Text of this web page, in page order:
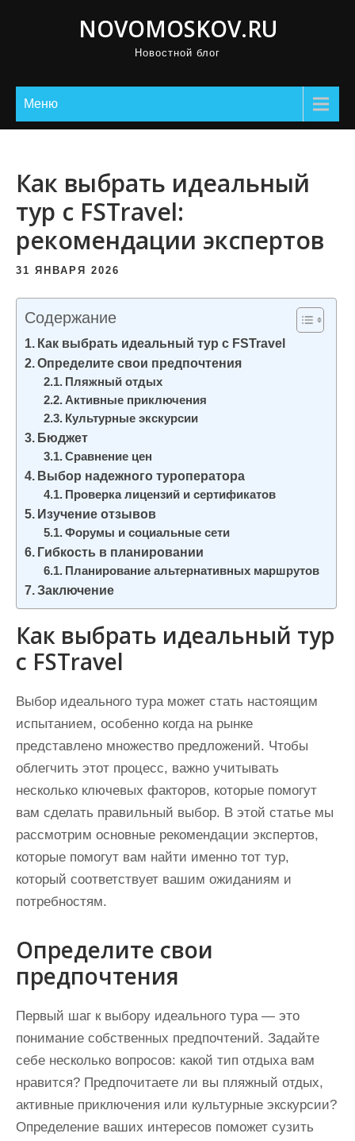
NOVOMOSKOV.RU
Новостной блог
Меню
Как выбрать идеальный
тур с FSTravel:
рекомендации экспертов
31 ЯНВАРЯ 2026
Содержание
Как выбрать идеальный тур с FSTravel
Определите свои предпочтения
Пляжный отдых
Активные приключения
Культурные экскурсии
Бюджет
Сравнение цен
Выбор надежного туроператора
Проверка лицензий и сертификатов
Изучение отзывов
Форумы и социальные сети
Гибкость в планировании
Планирование альтернативных маршрутов
Заключение
Как выбрать идеальный тур
с FSTravel
Выбор идеального тура может стать настоящим
испытанием, особенно когда на рынке
представлено множество предложений. Чтобы
облегчить этот процесс, важно учитывать
несколько ключевых факторов, которые помогут
вам сделать правильный выбор. В этой статье мы
рассмотрим основные рекомендации экспертов,
которые помогут вам найти именно тот тур,
который соответствует вашим ожиданиям и
потребностям.
Определите свои
предпочтения
Первый шаг к выбору идеального тура — это
понимание собственных предпочтений. Задайте
себе несколько вопросов: какой тип отдыха вам
нравится? Предпочитаете ли вы пляжный отдых,
активные приключения или культурные экскурсии?
Определение ваших интересов поможет сузить